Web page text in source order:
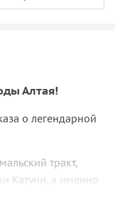
Алтая!
о легендарной
тракт,
Катуни, а именно